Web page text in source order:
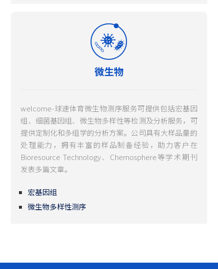
微生物
welcome-球速体育微生物测序服务可提供包括宏基因
组、细菌基因组、微生物多样性等检测及分析服务，可
提供定制化和多组学的分析方案。公司具有大样品量的
处理能力，拥有丰富的样品制备经验，助力客户在
Bioresource Technology、Chemosphere等学术期刊
发表多篇文章。
宏基因组
微生物多样性测序